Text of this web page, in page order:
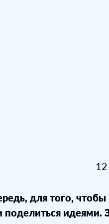
для того,
идеями.